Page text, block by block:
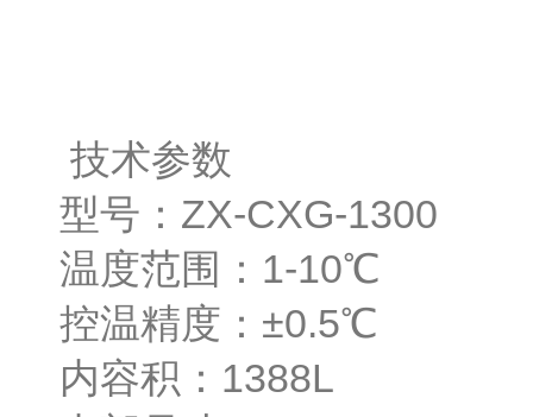
技术参数
型号：ZX-CXG-1300
温度范围：1-10℃
控温精度：±0.5℃
内容积：1388L